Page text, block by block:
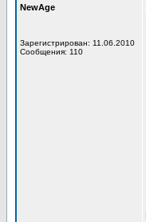
NewAge
Зарегистрирован: 11.06.2010
Сообщения: 110